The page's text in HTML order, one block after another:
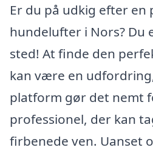
Er du på udkig efter en
hundelufter i Nors? Du
sted! At finde den
kan være en
platform gør det nemt
professionel, der kan
firbenede ven. Uanset